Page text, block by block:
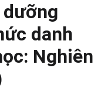
danh
Nghiên